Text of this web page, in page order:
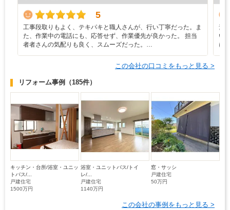
5
工事段取りもよく、テキパキと職人さんが、行い丁寧だった。ま
た、作業中の電話にも、応答せず、作業優先が良かった。 担当
者者さんの気配りも良く、スムーズだった。…
素
い
に
この会社の口コミをもっと見る >
リフォーム事例 （185件）
キッチン・台所/浴室・ユニッ
トバス/...
戸建住宅
1500万円
浴室・ユニットバス/トイ
レ/...
戸建住宅
1140万円
窓・サッシ
戸建住宅
50万円
この会社の事例をもっと見る >